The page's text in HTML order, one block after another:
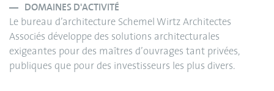
DOMAINES D'ACTIVITÉ
Le bureau d’architecture Schemel Wirtz Architectes
Associés développe des solutions architecturales
exigeantes pour des maîtres d’ouvrages tant privées,
publiques que pour des investisseurs les plus divers.